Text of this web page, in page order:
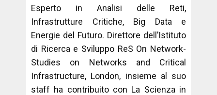
Esperto in Analisi delle Reti,
Infrastrutture Critiche, Big Data e
Energie del Futuro. Direttore dell’Istituto
di Ricerca e Sviluppo ReS On Network-
Studies on Networks and Critical
Infrastructure, London, insieme al suo
staff ha contribuito con La Scienza in